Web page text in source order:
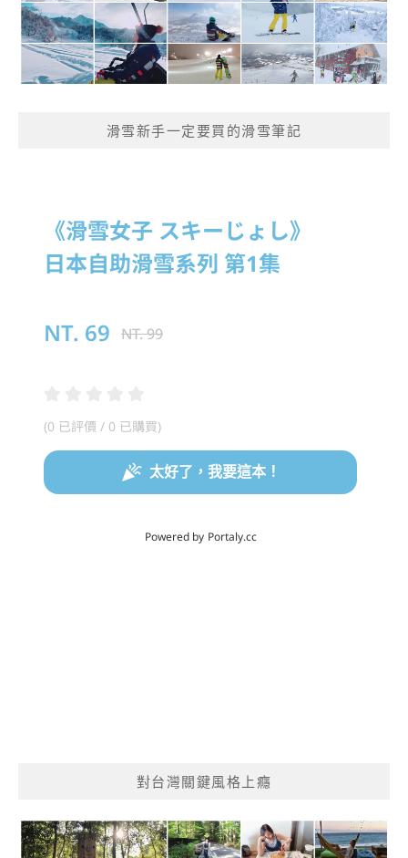
滑雪新手一定要買的滑雪筆記
對台灣關鍵風格上癮